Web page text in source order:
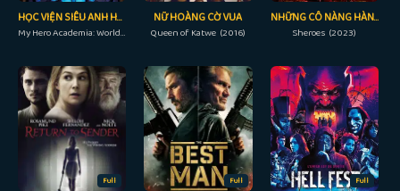
HỌC VIỆN SIÊU ANH HÙNG: NHIỆM VỤ GIẢI CỨU THẾ GIỚI
My Hero Academia: World Heroes' Mission (2021)
NỮ HOÀNG CỜ VUA
Queen of Katwe (2016)
NHỮNG CÔ NÀNG HÀNH ĐỘNG
Sheroes (2023)
Full Full Full